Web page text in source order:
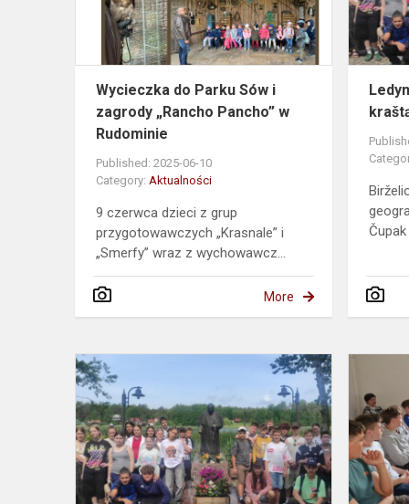
zagrody
„Rancho
Pancho”
Rudomini...
Wycieczka do Parku Sów i
zagrody „Rancho Pancho” w
Rudominie
Published: 2025-06-10
Category: Aktualności
9 czerwca dzieci z grup
przygotowawczych „Krasnale” i
„Smerfy” wraz z wychowawcz...
More
Śladami
lodowca
po